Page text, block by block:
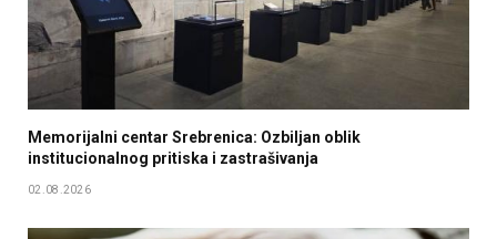
Memorijalni centar Srebrenica: Ozbiljan oblik
institucionalnog pritiska i zastrašivanja
02.08.2026